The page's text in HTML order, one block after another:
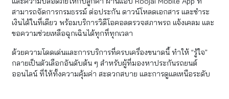
สามารถจัดการกรมธรรม์ ต่อประกัน ดาวน์โหลดเอกสาร และชำระ
เงินได้ในที่เดียว พร้อมบริการวิดีโอคอลตรวจสภาพรถ แจ้งเคลม และ
ขอความช่วยเหลือฉุกเฉินได้ทุกที่ทุกเวลา
ด้วยความโดดเด่นและการบริการที่ครบเครื่องขนาดนี้ ทำให้ “รู้ใจ”
กลายเป็นตัวเลือกอันดับต้น ๆ สำหรับผู้ที่มองหาประกันรถยนต์
ออนไลน์ ที่ให้ทั้งความคุ้มค่า สะดวกสบาย และการดูแลเหนือระดับ